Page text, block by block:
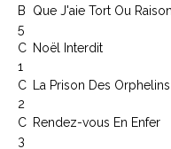
B
5
Que J'aie Tort Ou Raison
C
1
Noël Interdit
C
2
La Prison Des Orphelins
C
3
Rendez-vous En Enfer